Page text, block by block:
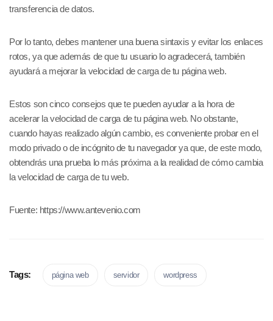
transferencia de datos.
Por lo tanto, debes mantener una buena sintaxis y evitar los enlaces
rotos, ya que además de que tu usuario lo agradecerá, también
ayudará a mejorar la velocidad de carga de tu página web.
Estos son cinco consejos que te pueden ayudar a la hora de
acelerar la velocidad de carga de tu página web. No obstante,
cuando hayas realizado algún cambio, es conveniente probar en el
modo privado o de incógnito de tu navegador ya que, de este modo,
obtendrás una prueba lo más próxima a la realidad de cómo cambia
la velocidad de carga de tu web.
Fuente: https://www.antevenio.com
Tags: página web servidor wordpress